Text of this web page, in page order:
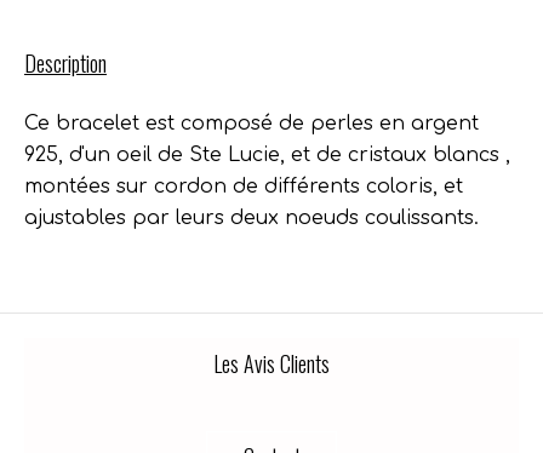
Description
Ce bracelet est composé de perles en argent
925, d'un oeil de Ste Lucie, et de cristaux blancs ,
montées sur cordon de différents coloris, et
ajustables par leurs deux noeuds coulissants.
Les Avis Clients